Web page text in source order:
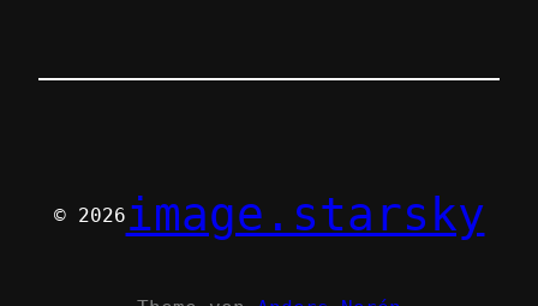
© 2026 image.starsky